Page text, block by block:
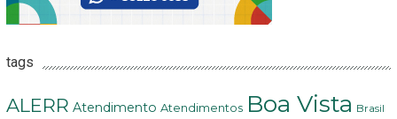
tags
ALERR Atendimento Atendimentos Boa Vista Brasil